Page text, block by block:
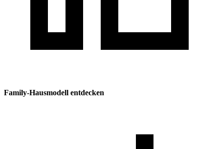
Family-Hausmodell entdecken